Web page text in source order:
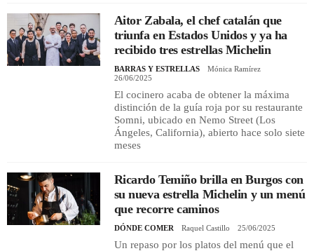
Aitor Zabala, el chef catalán que
triunfa en Estados Unidos y ya ha
recibido tres estrellas Michelin
BARRAS Y ESTRELLAS
Mónica Ramírez
26/06/2025
El cocinero acaba de obtener la máxima
distinción de la guía roja por su restaurante
Somni, ubicado en Nemo Street (Los
Ángeles, California), abierto hace solo siete
meses
Ricardo Temiño brilla en Burgos con
su nueva estrella Michelin y un menú
que recorre caminos
DÓNDE COMER Raquel Castillo 25/06/2025
Un repaso por los platos del menú que el